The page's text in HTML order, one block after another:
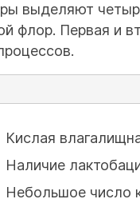
выделяют
флор. Первая и
Кислая
Наличие
Небольшое число